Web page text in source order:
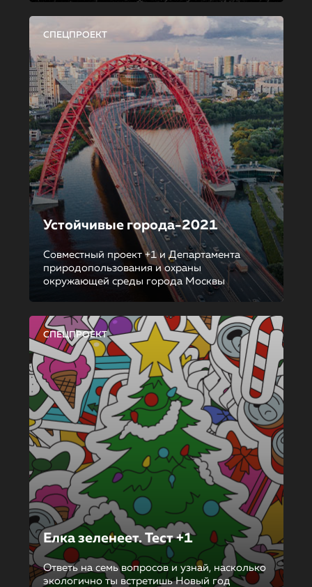
СПЕЦПРОЕКТ
Устойчивые города-2021
Совместный проект +1 и Департамента
природопользования и охраны
окружающей среды города Москвы
СПЕЦПРОЕКТ
Елка зеленеет. Тест +1
Ответь на семь вопросов и узнай, насколько
экологично ты встретишь Новый год